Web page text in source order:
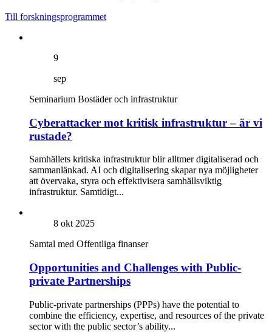
Till forskningsprogrammet
9
sep
Seminarium Bostäder och infrastruktur
Cyberattacker mot kritisk infrastruktur – är vi
rustade?
Samhällets kritiska infrastruktur blir alltmer digitaliserad och
sammanlänkad. AI och digitalisering skapar nya möjligheter
att övervaka, styra och effektivisera samhällsviktig
infrastruktur. Samtidigt...
8 okt 2025
Samtal med Offentliga finanser
Opportunities and Challenges with Public-
private Partnerships
Public-private partnerships (PPPs) have the potential to
combine the efficiency, expertise, and resources of the private
sector with the public sector’s ability...